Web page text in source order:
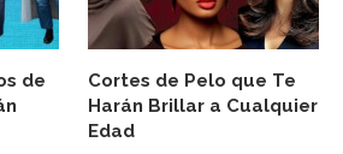
de
Cortes de Pelo que Te
Harán Brillar a Cualquier
Edad